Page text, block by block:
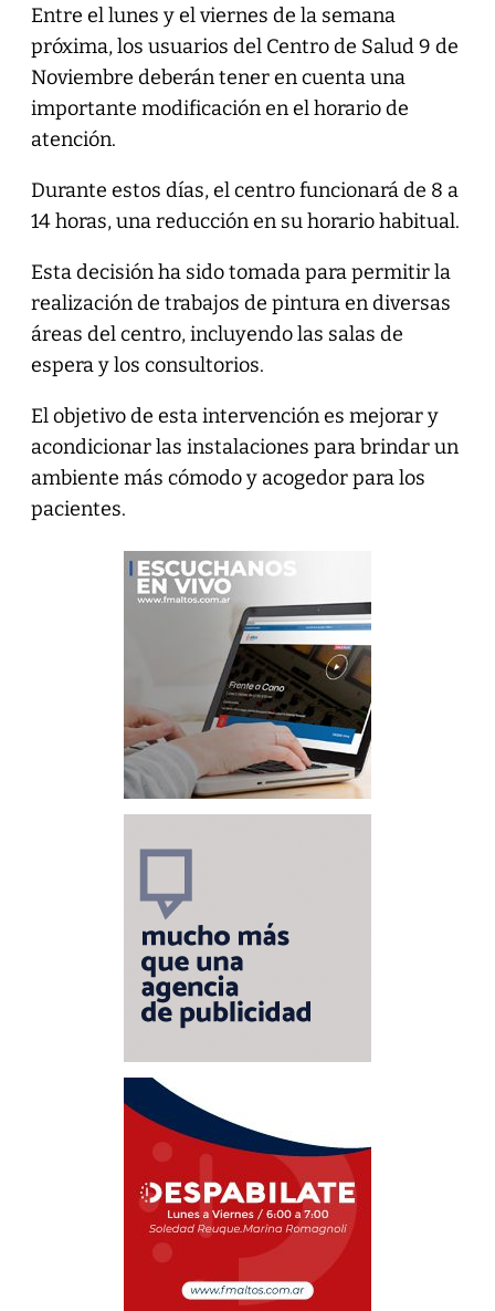
Entre el lunes y el viernes de la semana
próxima, los usuarios del Centro de Salud 9 de
Noviembre deberán tener en cuenta una
importante modificación en el horario de
atención.
Durante estos días, el centro funcionará de 8 a
14 horas, una reducción en su horario habitual.
Esta decisión ha sido tomada para permitir la
realización de trabajos de pintura en diversas
áreas del centro, incluyendo las salas de
espera y los consultorios.
El objetivo de esta intervención es mejorar y
acondicionar las instalaciones para brindar un
ambiente más cómodo y acogedor para los
pacientes.